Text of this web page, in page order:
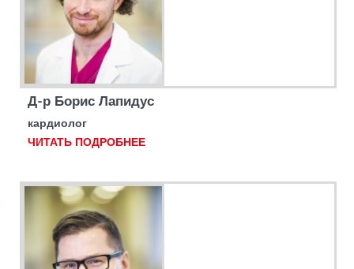
Д-р Борис Лапидус
кардиолог
ЧИТАТЬ ПОДРОБНЕЕ